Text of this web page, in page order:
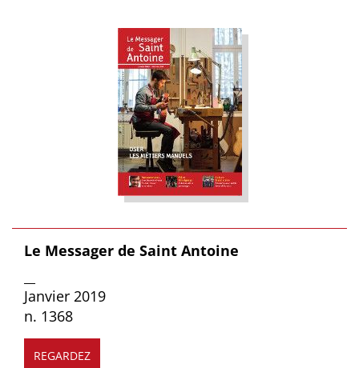
Le Messager de Saint Antoine
Janvier 2019
n. 1368
REGARDEZ